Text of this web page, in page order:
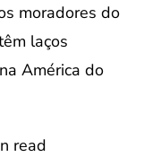
moradores do
laços
América do
read